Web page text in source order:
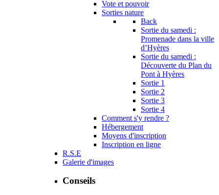
Vote et pouvoir
Sorties nature
Back
Sortie du samedi :
Promenade dans la ville
d’Hyères
Sortie du samedi :
Découverte du Plan du
Pont à Hyères
Sortie 1
Sortie 2
Sortie 3
Sortie 4
Comment s'y rendre ?
Hébergement
Moyens d'inscription
Inscription en ligne
R.S.E
Galerie d'images
Conseils